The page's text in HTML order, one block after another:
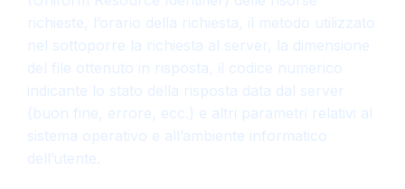
richieste, l’orario della richiesta, il metodo utilizzato
nel sottoporre la richiesta al server, la dimensione
del file ottenuto in risposta, il codice numerico
indicante lo stato della risposta data dal server
(buon fine, errore, ecc.) e altri parametri relativi al
sistema operativo e all’ambiente informatico
dell’utente.